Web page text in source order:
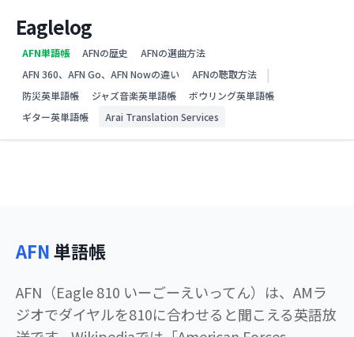
Eaglelog
AFN単語帳 AFNの歴史
AFNの選曲方法
AFN 360、AFN Go、AFN Nowの違い
AFNの聴取方法 |
防災英単語帳 ジャズ音楽英単語帳
ボウリング英単語帳
ギター英単語帳
Arai Translation Services
AFN単語帳
AFN（Eagle 810 いーごーえいってん）は、AMラ
ジオでダイヤルを810に合わせると聞こえる英語放